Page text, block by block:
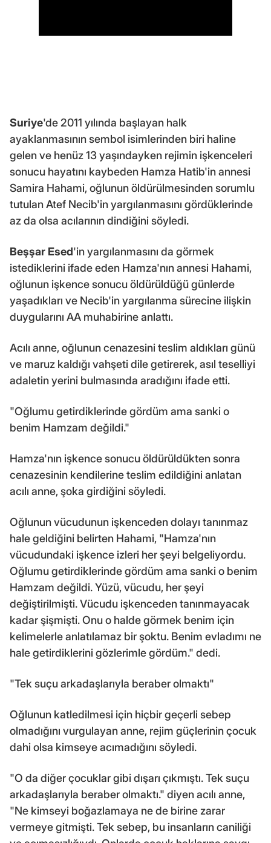
Suriye'de 2011 yılında başlayan halk
ayaklanmasının sembol isimlerinden biri haline
gelen ve henüz 13 yaşındayken rejimin işkenceleri
sonucu hayatını kaybeden Hamza Hatib'in annesi
Samira Hahami, oğlunun öldürülmesinden sorumlu
tutulan Atef Necib'in yargılanmasını gördüklerinde
az da olsa acılarının dindiğini söyledi.
Beşşar Esed'in yargılanmasını da görmek
istediklerini ifade eden Hamza'nın annesi Hahami,
oğlunun işkence sonucu öldürüldüğü günlerde
yaşadıkları ve Necib'in yargılanma sürecine ilişkin
duygularını AA muhabirine anlattı.
Acılı anne, oğlunun cenazesini teslim aldıkları günü
ve maruz kaldığı vahşeti dile getirerek, asıl teselliyi
adaletin yerini bulmasında aradığını ifade etti.
"Oğlumu getirdiklerinde gördüm ama sanki o
benim Hamzam değildi."
Hamza'nın işkence sonucu öldürüldükten sonra
cenazesinin kendilerine teslim edildiğini anlatan
acılı anne, şoka girdiğini söyledi.
Oğlunun vücudunun işkenceden dolayı tanınmaz
hale geldiğini belirten Hahami, "Hamza'nın
vücudundaki işkence izleri her şeyi belgeliyordu.
Oğlumu getirdiklerinde gördüm ama sanki o benim
Hamzam değildi. Yüzü, vücudu, her şeyi
değiştirilmişti. Vücudu işkenceden tanınmayacak
kadar şişmişti. Onu o halde görmek benim için
kelimelerle anlatılamaz bir şoktu. Benim evladımı ne
hale getirdiklerini gözlerimle gördüm." dedi.
"Tek suçu arkadaşlarıyla beraber olmaktı"
Oğlunun katledilmesi için hiçbir geçerli sebep
olmadığını vurgulayan anne, rejim güçlerinin çocuk
dahi olsa kimseye acımadığını söyledi.
"O da diğer çocuklar gibi dışarı çıkmıştı. Tek suçu
arkadaşlarıyla beraber olmaktı." diyen acılı anne,
"Ne kimseyi boğazlamaya ne de birine zarar
vermeye gitmişti. Tek sebep, bu insanların caniliği